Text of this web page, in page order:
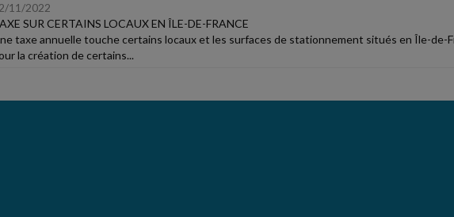
11/2022
SUR CERTAINS LOCAUX EN ÎLE-DE-FRANCE
taxe annuelle touche certains locaux et les surfaces de stationnement situés en Île-de-
la création de certains...